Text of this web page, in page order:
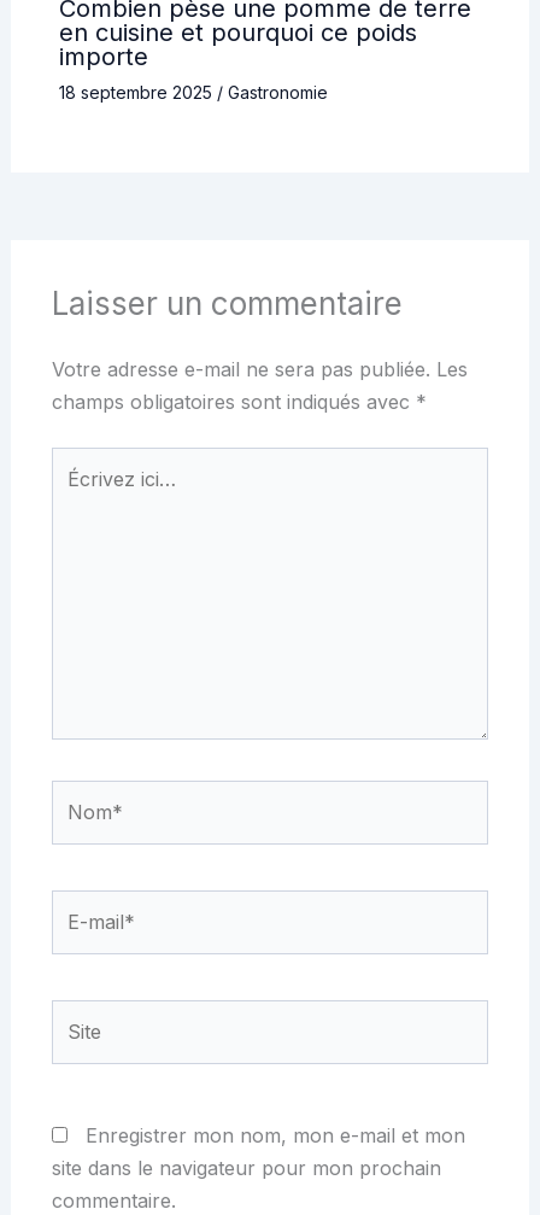
Combien pèse une pomme de terre
en cuisine et pourquoi ce poids
importe
18 septembre 2025 / Gastronomie
Laisser un commentaire
Votre adresse e-mail ne sera pas publiée. Les
champs obligatoires sont indiqués avec *
Écrivez
Enregistrer mon nom, mon e-mail et mon
site dans le navigateur pour mon prochain
commentaire.